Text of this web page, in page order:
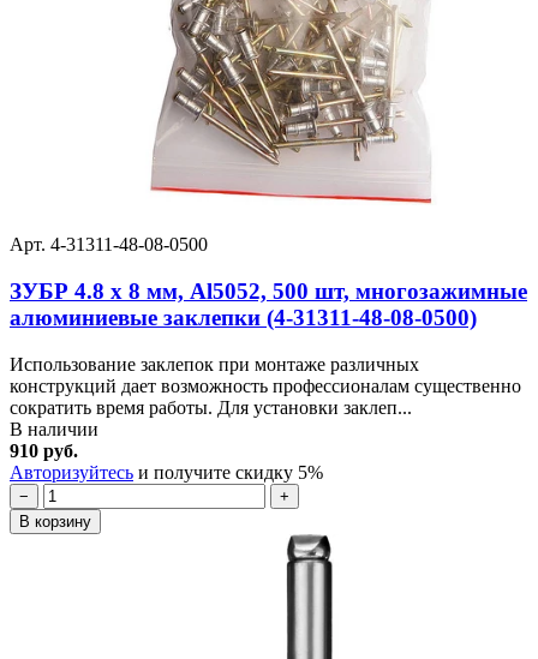
Арт. 4-31311-48-08-0500
ЗУБР 4.8 x 8 мм, Al5052, 500 шт, многозажимные
алюминиевые заклепки (4-31311-48-08-0500)
Использование заклепок при монтаже различных
конструкций дает возможность профессионалам существенно
сократить время работы. Для установки заклеп...
В наличии
910 руб.
Авторизуйтесь и получите скидку 5%
−
+
В корзину